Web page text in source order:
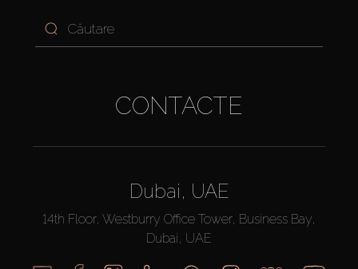
CONTACTE
Dubai, UAE
14th Floor, Westburry Office Tower, Business Bay,
Dubai, UAE